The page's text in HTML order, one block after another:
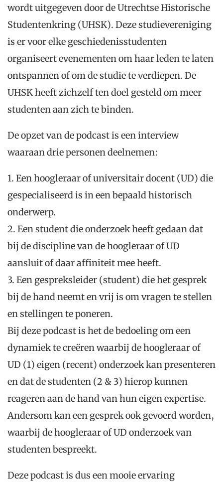
wordt uitgegeven doorde Utrechtse Historische
Studentenkring (UHSK). Deze studievereniging
is er voor elke geschiedenisstudenten
organiseert evenementen om haar leden te laten
ontspannen ofom de studie te verdiepen. De
UHSKheeftzichzelf ten doel gesteld om meer
studenten aan zich te binden.
De opzet van de podcast is een interview
waaraan drie personendeelnemen:
1. Een hoogleraar of universitair docent (UD) die
gespecialiseerd is in eenbepaaldhistorisch
onderwerp.
2. Een student die onderzoek heeft gedaandat
bij de discipline van de hoogleraar of UD
aansluitof daaraffiniteit mee heeft.
3. Een gespreksleider (student) die het gesprek
bij de hand neemt en vrij is om vragen te stellen
en stellingen te poneren.
Bij deze podcast is het de bedoeling om een
dynamiek te creëren waarbij de hoogleraar of
UD (1) eigen (recent) onderzoek kan presenteren
en dat de studenten (2 & 3) hierop kunnen
reagerenaan de hand vanhun eigen expertise.
Andersom kan een gesprek ook gevoerd worden,
waarbij de hoogleraar of UD onderzoek van
studenten bespreekt.
Deze podcast is dus een mooie ervaring